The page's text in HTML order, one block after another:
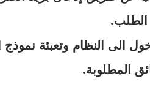
الطلب.
الى النظام وتعبئة
المطلوبة.